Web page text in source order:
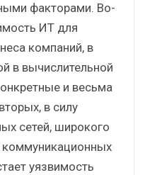
факторами. Во-
ИТ для
компаний, в
в вычислительной
и весьма
в силу
сетей, широкого
коммуникационных
уязвимость